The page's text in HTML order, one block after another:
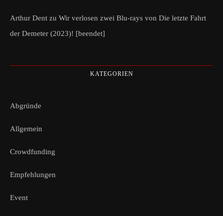
Arthur Dent zu Wir verlosen zwei Blu-rays von Die letzte Fahrt
der Demeter (2023)! [beendet]
KATEGORIEN
Abgründe
Allgemein
Crowdfunding
Empfehlungen
Event